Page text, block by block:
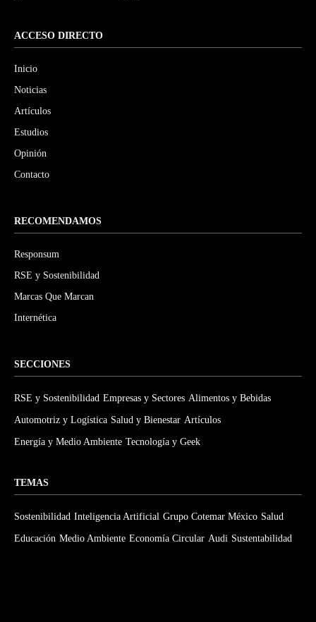
ACCESO DIRECTO
Inicio
Noticias
Artículos
Estudios
Opinión
Contacto
RECOMENDAMOS
Responsum
RSE y Sostenibilidad
Marcas Que Marcan
Internética
SECCIONES
RSE y Sostenibilidad Empresas y Sectores Alimentos y Bebidas
Automotriz y Logística Salud y Bienestar Artículos
Energía y Medio Ambiente Tecnología y Geek
TEMAS
Sostenibilidad Inteligencia Artificial Grupo Cotemar México Salud
Educación Medio Ambiente Economía Circular Audi Sustentabilidad